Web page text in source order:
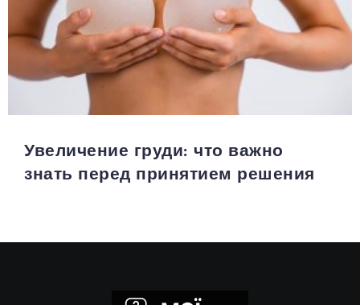
Увеличение груди: что важно
знать перед принятием решения